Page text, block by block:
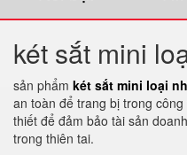
két sắt mini
sản phẩm két sắt mini loại
an toàn để trang bị trong
thiết để đảm bảo tài sản
trong thiên tai.